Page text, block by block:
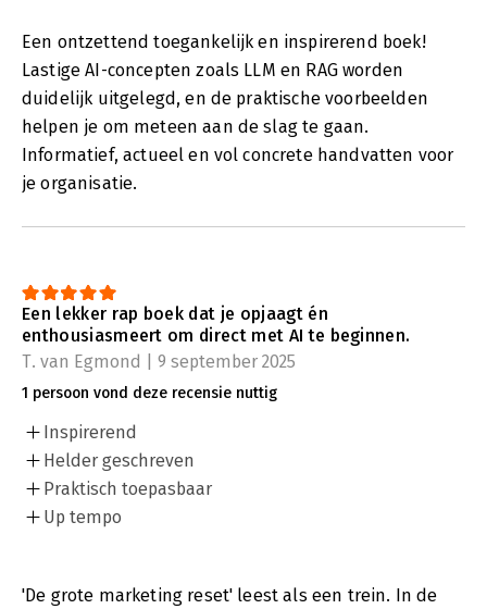
Een ontzettend toegankelijk en inspirerend boek!
Lastige AI-concepten zoals LLM en RAG worden
duidelijk uitgelegd, en de praktische voorbeelden
helpen je om meteen aan de slag te gaan.
Informatief, actueel en vol concrete handvatten voor
je organisatie.
Een lekker rap boek dat je opjaagt én
enthousiasmeert om direct met AI te beginnen.
T. van Egmond | 9 september 2025
1 persoon vond deze recensie nuttig
Inspirerend
Helder geschreven
Praktisch toepasbaar
Up tempo
'De grote marketing reset' leest als een trein. In de